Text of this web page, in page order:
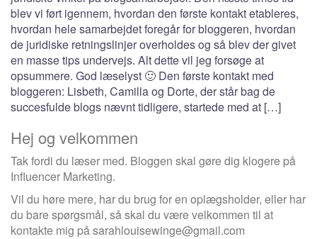
blev vi ført igennem, hvordan den første kontakt etableres,
hvordan hele samarbejdet foregår for bloggeren, hvordan
de juridiske retningslinjer overholdes og så blev der givet
en masse tips undervejs. Alt dette vil jeg forsøge at
opsummere. God læselyst 🙂 Den første kontakt med
bloggeren: Lisbeth, Camilla og Dorte, der står bag de
succesfulde blogs nævnt tidligere, startede med at […]
Hej og velkommen
Tak fordi du læser med. Bloggen skal gøre dig klogere på
Influencer Marketing.
Vil du høre mere, har du brug for en oplægsholder, eller har
du bare spørgsmål, så skal du være velkommen til at
kontakte mig påsarahlouisewinge@gmail.com